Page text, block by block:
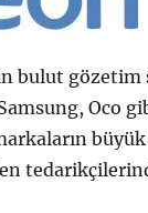
bulut
Oco